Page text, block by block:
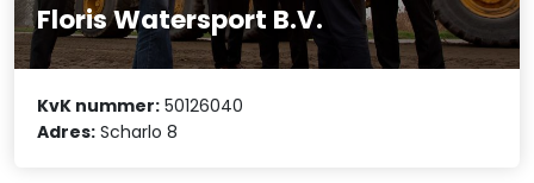
Floris Watersport B.V.
KvK nummer: 50126040
Adres: Scharlo 8